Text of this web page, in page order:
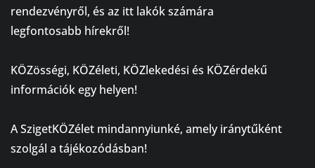
rendezvényről, és az itt lakók számára
legfontosabb hírekről!
KÖZösségi, KÖZéleti, KÖZlekedési és KÖZérdekű
információk egy helyen!
A SzigetKÖZélet mindannyiunké, amely iránytűként
szolgál a tájékozódásban!